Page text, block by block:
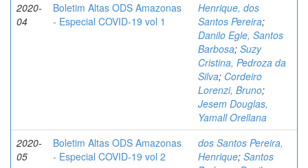
2020-
04
Boletim Altas ODS Amazonas
- Especial COVID-19 vol 1
Henrique, dos
Santos Pereira;
Danilo Egle, Santos
Barbosa; Suzy
Cristina, Pedroza da
Silva; Cordeiro
Lorenzi, Bruno;
Jesem Douglas,
Yamall Orellana
2020-
05
Boletim Altas ODS Amazonas
- Especial COVID-19 vol 2
dos Santos Pereira,
Henrique; Santos